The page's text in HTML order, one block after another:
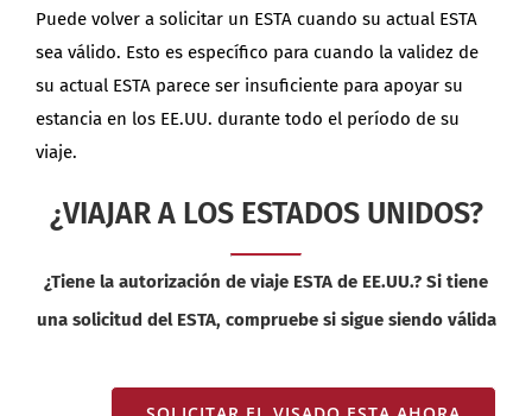
Puede volver a solicitar un ESTA cuando su actual ESTA
sea válido. Esto es específico para cuando la validez de
su actual ESTA parece ser insuficiente para apoyar su
estancia en los EE.UU. durante todo el período de su
viaje.
¿VIAJAR A LOS ESTADOS UNIDOS?
¿Tiene la autorización de viaje ESTA de EE.UU.? Si tiene
una solicitud del ESTA, compruebe si sigue siendo válida